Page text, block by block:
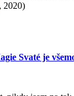
, 2020)
Svaté je